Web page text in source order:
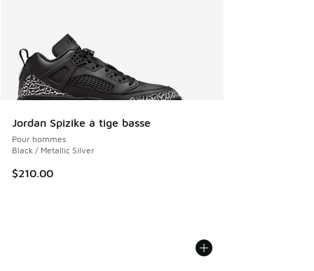
Jordan Spizike à tige basse
Pour hommes
Black / Metallic Silver
$210.00